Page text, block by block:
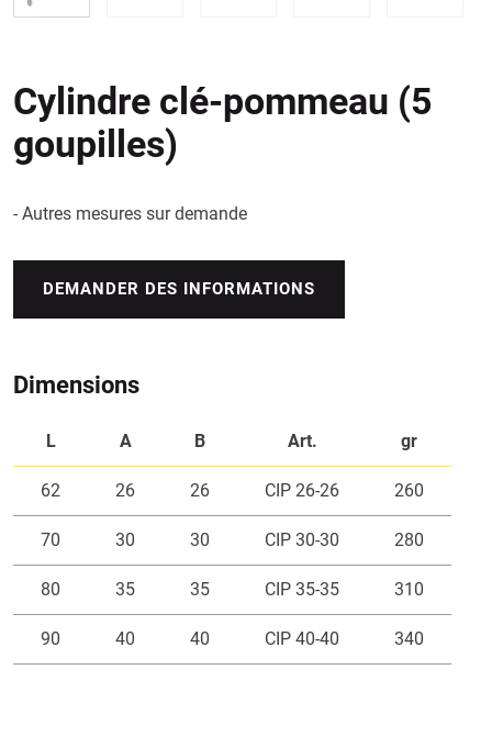
Cylindre clé-pommeau (5
goupilles)
- Autres mesures sur demande
DEMANDER DES INFORMATIONS
Dimensions
L A B Art. gr
62 26 26 CIP 26-26 260
70 30 30 CIP 30-30 280
80 35 35 CIP 35-35 310
90 40 40 CIP 40-40 340